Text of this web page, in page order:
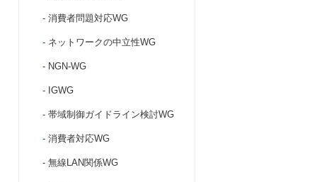
消費者問題対応WG
ネットワークの中立性WG
NGN-WG
IGWG
帯域制御ガイドライン検討WG
消費者対応WG
無線LAN関係WG